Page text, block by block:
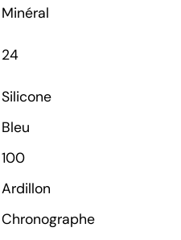
Minéral
24
Silicone
Bleu
100
Ardillon
Chronographe